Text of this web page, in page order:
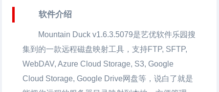
软件介绍
Mountain Duck v1.6.3.5079是艺优软件乐园搜
集到的一款远程磁盘映射工具，支持FTP, SFTP,
WebDAV, Azure Cloud Storage, S3, Google
Cloud Storage, Google Drive网盘等，说白了就是